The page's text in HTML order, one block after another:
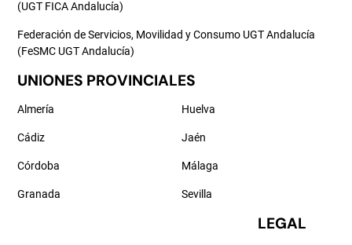
(UGT FICA Andalucía)
Federación de Servicios, Movilidad y Consumo UGT Andalucía
(FeSMC UGT Andalucía)
UNIONES PROVINCIALES
Almería
Cádiz
Córdoba
Granada
Huelva
Jaén
Málaga
Sevilla
LEGAL